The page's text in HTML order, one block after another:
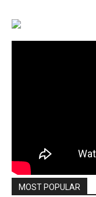
MOST POPULAR